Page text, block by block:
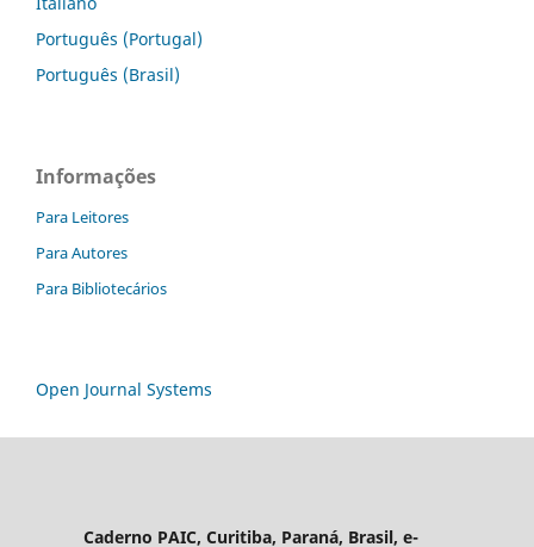
Português (Portugal)
Português (Brasil)
Informações
Para Leitores
Para Autores
Para Bibliotecários
Open Journal Systems
Caderno PAIC, Curitiba, Paraná, Brasil, e-